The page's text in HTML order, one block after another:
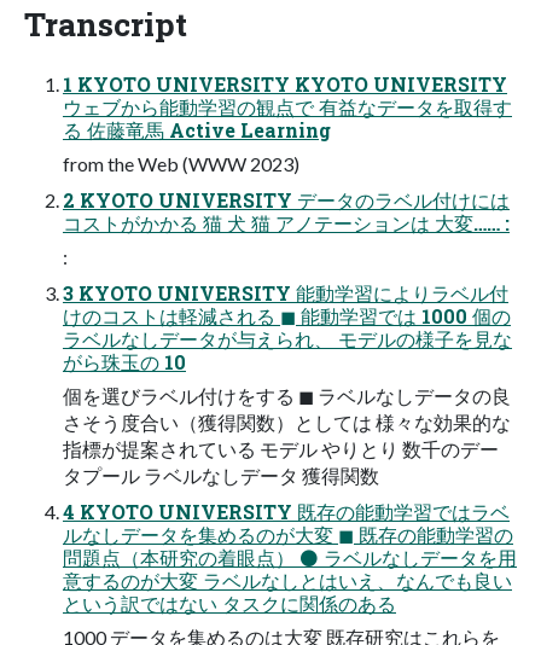
Transcript
1 KYOTO UNIVERSITY KYOTO UNIVERSITY
ウェブから能動学習の観点で 有益なデータを取得す
る 佐藤竜馬 Active Learning
from the Web (WWW 2023)
2 KYOTO UNIVERSITY データのラベル付けには
コストがかかる 猫 犬 猫 アノテーションは 大変…… :
:
3 KYOTO UNIVERSITY 能動学習によりラベル付
けのコストは軽減される ◼ 能動学習では 1000 個の
ラベルなしデータが与えられ、 モデルの様子を見な
がら珠玉の 10
個を選びラベル付けをする ◼ ラベルなしデータの良
さそう度合い（獲得関数）としては 様々な効果的な
指標が提案されている モデル やりとり 数千のデー
タプール ラベルなしデータ 獲得関数
4 KYOTO UNIVERSITY 既存の能動学習ではラベ
ルなしデータを集めるのが大変 ◼ 既存の能動学習の
問題点（本研究の着眼点） ⚫ ラベルなしデータを用
意するのが大変 ラベルなしとはいえ、なんでも良い
という訳ではない タスクに関係のある
1000 データを集めるのは大変 既存研究はこれらを